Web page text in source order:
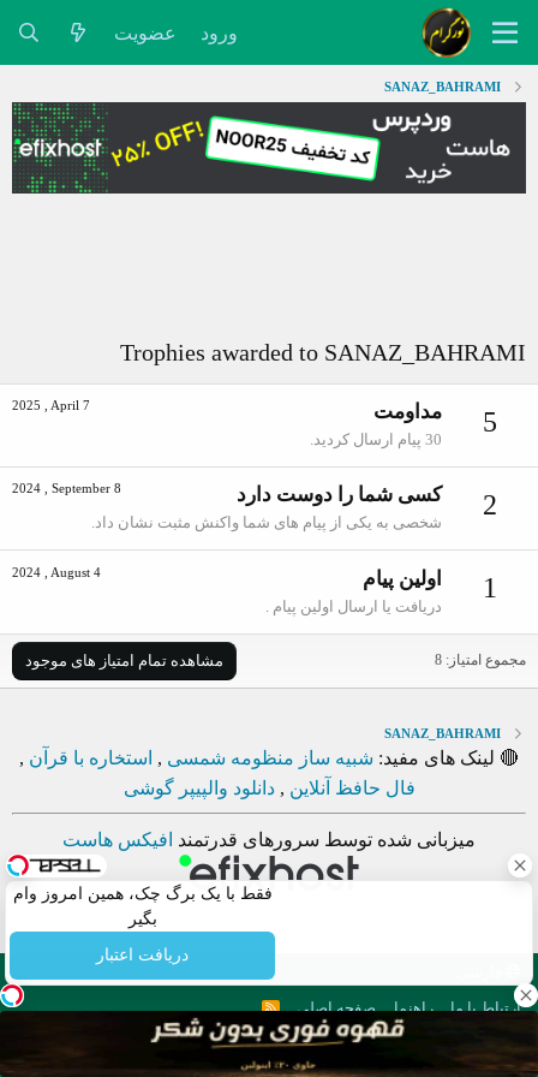
ورود عضویت
SANAZ_BAHRAMI
فقط با یک برگ چک، همین امروز وام
بگیر
دریافت اعتبار
Trophies awarded to SANAZ_BAHRAMI
5
2025 , April 7 مداومت
30 پیام ارسال کردید.
2
2024 , September 8 کسی شما را دوست دارد
شخصی به یکی از پیام های شما واکنش مثبت نشان داد.
1
2024 , August 4 اولین پیام
دریافت یا ارسال اولین پیام .
مجموع امتیاز: 8 مشاهده تمام امتیاز های موجود
SANAZ_BAHRAMI
🔴 لینک های مفید: شبیه ساز منظومه شمسی , استخاره با قرآن ,
فال حافظ آنلاین , دانلود والپیپر گوشی
میزبانی شده توسط سرورهای قدرتمند افیکس هاست
ارتباط با ما
راهنما صفحه اصلی
R
S
S
. Copyright © 2012 - 2026